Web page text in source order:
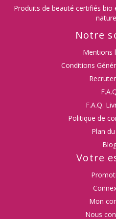
Produits de beauté certifiés
Notre
Mentions
Conditions
F.A.Q.
Politique de
Plan
Votre
Mon
Nous